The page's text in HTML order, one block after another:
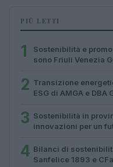
PIÙ LETTI
1
Sostenibilità e
sono Friuli Venezia
2 Transizione
ESG di AMGA e DBA
3 Sostenibilità in
innovazioni per un
4 Bilanci di
Sanfelice 1893 e